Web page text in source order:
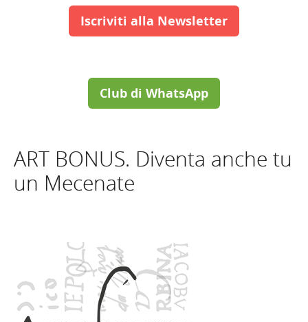
Iscriviti alla Newsletter
Club di WhatsApp
ART BONUS. Diventa anche tu
un Mecenate